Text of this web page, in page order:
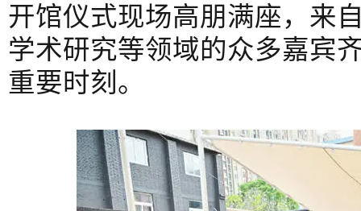
开馆仪式现场高朋满座，来
学术研究等领域的众多嘉宾
重要时刻。